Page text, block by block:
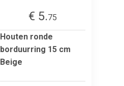
€ 5.75
Houten ronde
borduurring 15 cm
Beige